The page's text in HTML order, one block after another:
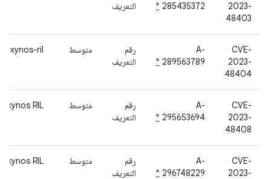
2023-
48403
285435372
*
التعريف
CVE-
2023-
48404
A-
289563789
*
رقم
التعريف
متوسط exynos-ril
CVE-
2023-
48408
A-
295653694
*
رقم
التعريف
متوسط Exynos RIL
CVE-
2023-
A-
296748229
*
رقم
التعريف
متوسط Exynos RIL